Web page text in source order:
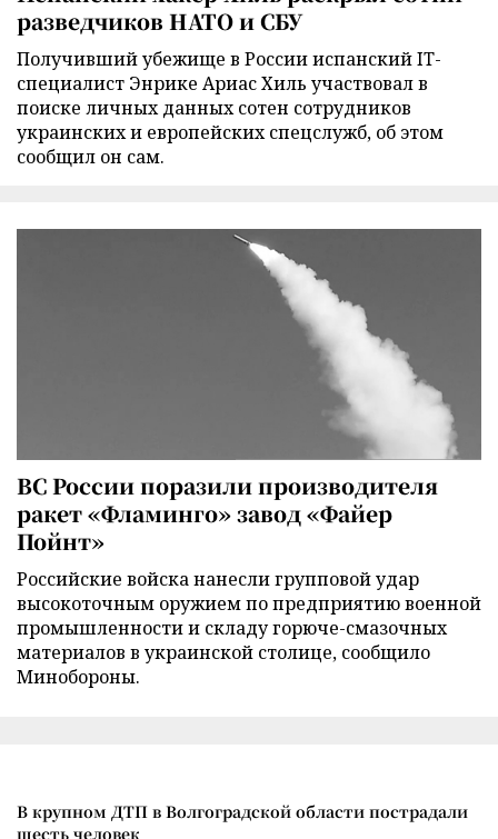
разведчиков НАТО и СБУ
Получивший убежище в России испанский IT-
специалист Энрике Ариас Хиль участвовал в
поиске личных данных сотен сотрудников
украинских и европейских спецслужб, об этом
сообщил он сам.
ВС России поразили производителя
ракет «Фламинго» завод «Файер
Пойнт»
Российские войска нанесли групповой удар
высокоточным оружием по предприятию военной
промышленности и складу горюче-смазочных
материалов в украинской столице, сообщило
Минобороны.
В крупном ДТП в Волгоградской области пострадали
шесть человек